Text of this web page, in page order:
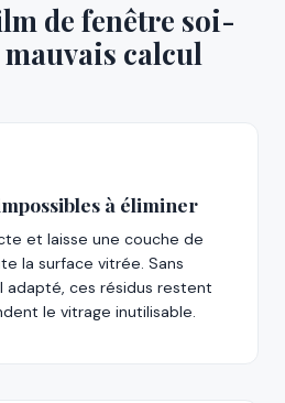
de fenêtre soi-
mauvais calcul
à éliminer
et laisse une couche de
la surface vitrée. Sans
adapté, ces résidus restent
le vitrage inutilisable.